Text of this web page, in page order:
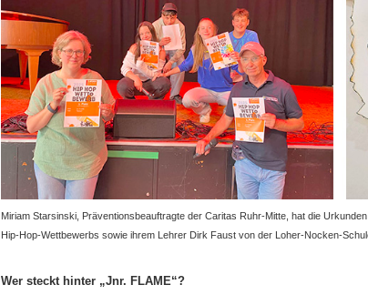
Miriam Starsinski, Präventionsbeauftragte der Caritas Ruhr-Mitte, hat die
Hip-Hop-Wettbewerbs sowie ihrem Lehrer Dirk Faust von der Loher-Nocken-
Wer steckt hinter „Jnr. FLAME“?